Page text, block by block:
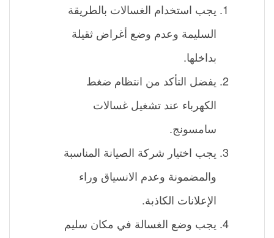
يجب استخدام الغسالات بالطريقة
السليمة وعدم وضع أغراض ثقيلة
بداخلها.
يفضل التأكد من انتظام ضغط
الكهرباء عند تشغيل غسالات
سامسونج.
يجب اختيار شركة الصيانة المناسبة
والمضمونة وعدم الانسياق وراء
الإعلانات الكاذبة.
يجب وضع الغسالة في مكان سليم